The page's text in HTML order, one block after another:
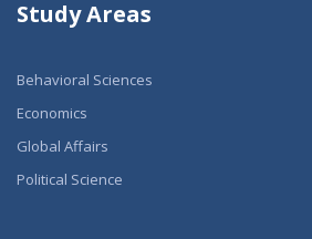
Study Areas
Behavioral Sciences
Economics
Global Affairs
Political Science